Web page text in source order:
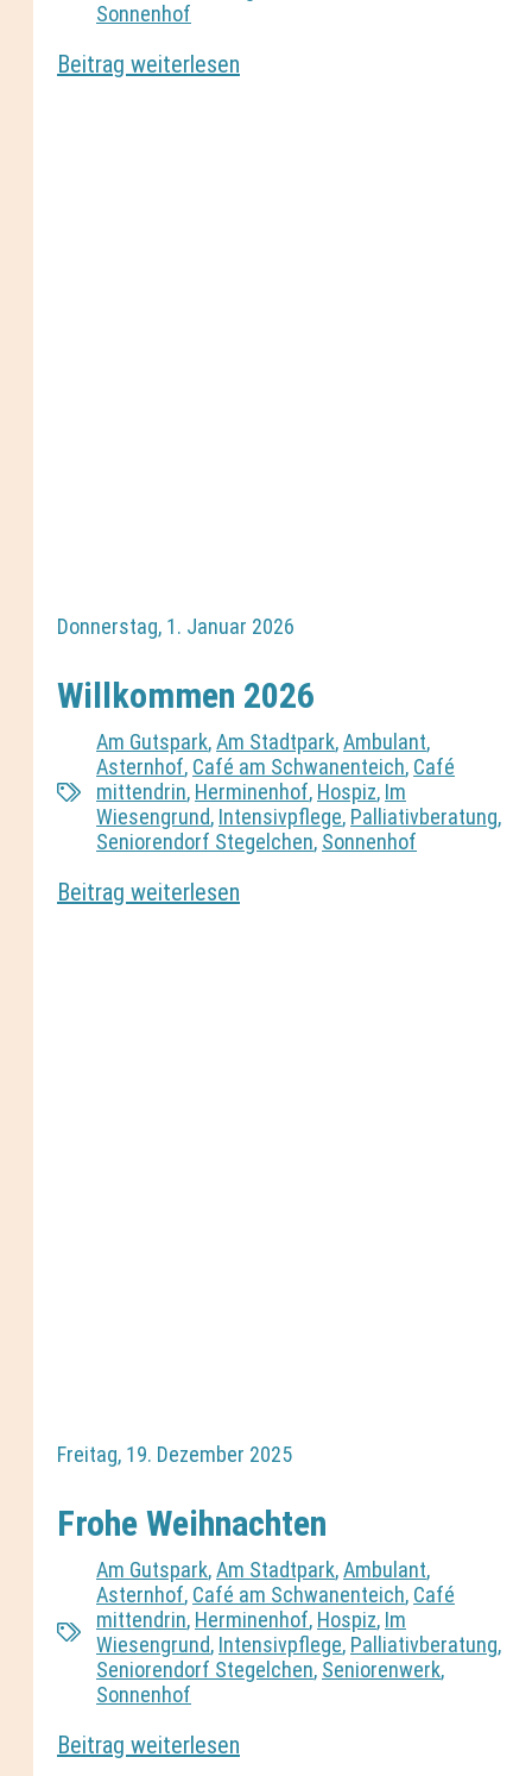
Sonnenhof
Beitrag weiterlesen
Donnerstag, 1. Januar 2026
Willkommen 2026
Am Gutspark,Am Stadtpark,Ambulant,
Asternhof, Café am Schwanenteich, Café
mittendrin, Herminenhof, Hospiz, Im
Wiesengrund, Intensivpflege, Palliativberatung,
Seniorendorf Stegelchen, Sonnenhof
Beitrag weiterlesen
Freitag, 19. Dezember 2025
Frohe Weihnachten
Am Gutspark,Am Stadtpark,Ambulant,
Asternhof, Café am Schwanenteich, Café
mittendrin, Herminenhof, Hospiz, Im
Wiesengrund, Intensivpflege, Palliativberatung,
Seniorendorf Stegelchen, Seniorenwerk,
Sonnenhof
Beitrag weiterlesen